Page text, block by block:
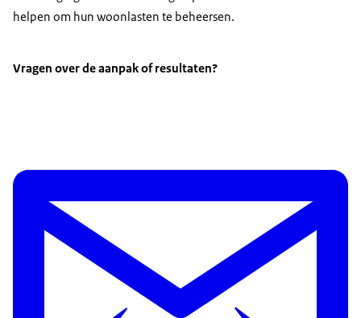
helpen om hun woonlasten te beheersen.
Vragen over de aanpak of resultaten?